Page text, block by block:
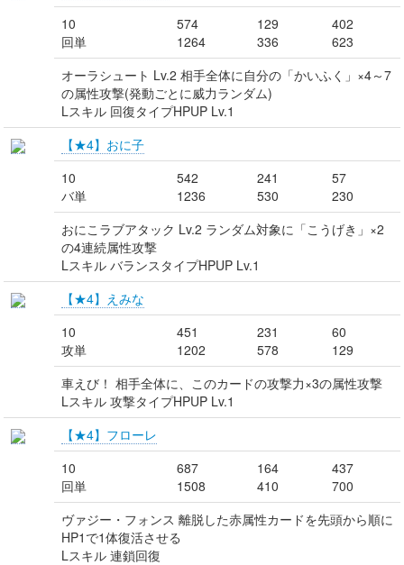
10
回単
574
1264
129
336
402
623
オーラシュート Lv.2 相手全体に自分の「かいふく」×4～7
の属性攻撃(発動ごとに威力ランダム)
Lスキル 回復タイプHPUP Lv.1
【★4】おに子
10
バ単
542
1236
241
530
57
230
おにこラブアタック Lv.2 ランダム対象に「こうげき」×2
の4連続属性攻撃
Lスキル バランスタイプHPUP Lv.1
【★4】えみな
10
攻単
451
1202
231
578
60
129
車えび！ 相手全体に、このカードの攻撃力×3の属性攻撃
Lスキル 攻撃タイプHPUP Lv.1
【★4】フローレ
10
回単
687
1508
164
410
437
700
ヴァジー・フォンス 離脱した赤属性カードを先頭から順に
HP1で1体復活させる
Lスキル 連鎖回復